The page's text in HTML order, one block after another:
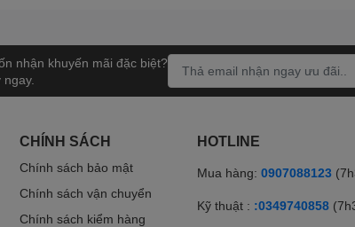
nhận khuyến mãi đặc biệt?
CHÍNH SÁCH
Chính sách bảo mật
Chính sách vận chuyển
Chính sách kiểm hàng
HOTLINE
Mua hàng: 0907088123
Kỹ thuật : :0349740858